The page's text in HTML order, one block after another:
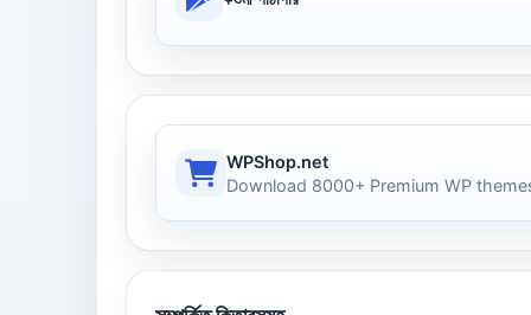
WPShop.net
Download 8000+ Premium WP